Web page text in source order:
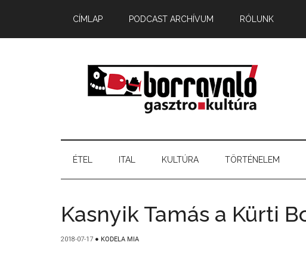
CÍMLAP PODCAST ARCHÍVUM RÓLUNK
ÉTEL ITAL KULTÚRA TÖRTÉNELEM
Kasnyik Tamás a Kürti
2018-07-17 ● KODELA MIA